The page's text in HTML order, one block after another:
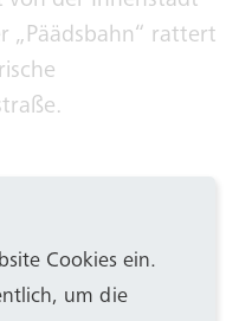
„Päädsbahn“ rattert
folgen
der Wagen.
private
Cookies ein.
um die